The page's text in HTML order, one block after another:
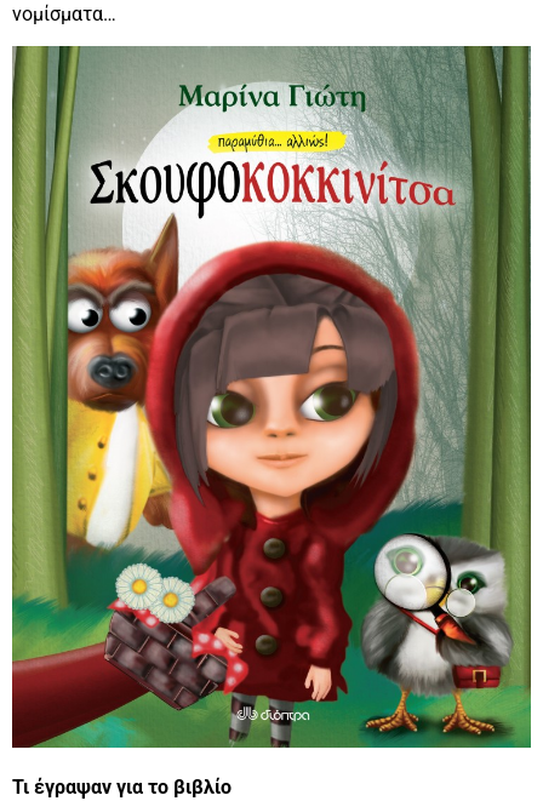
νομίσματα…
Τι έγραψαν για το βιβλίο